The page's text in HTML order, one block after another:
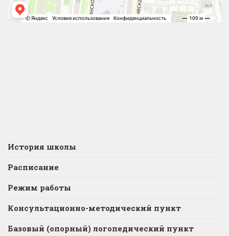
История школы
Расписание
Режим работы
Консультационно-методический пункт
Базовый (опорный) логопедический пункт